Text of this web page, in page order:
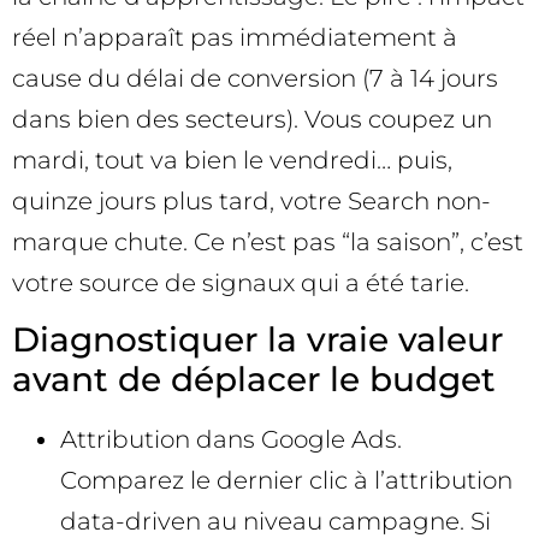
réel n’apparaît pas immédiatement à
cause du délai de conversion (7 à 14 jours
dans bien des secteurs). Vous coupez un
mardi, tout va bien le vendredi… puis,
quinze jours plus tard, votre Search non-
marque chute. Ce n’est pas “la saison”, c’est
votre source de signaux qui a été tarie.
Diagnostiquer la vraie valeur
avant de déplacer le budget
Attribution dans Google Ads.
Comparez le dernier clic à l’attribution
data-driven au niveau campagne. Si